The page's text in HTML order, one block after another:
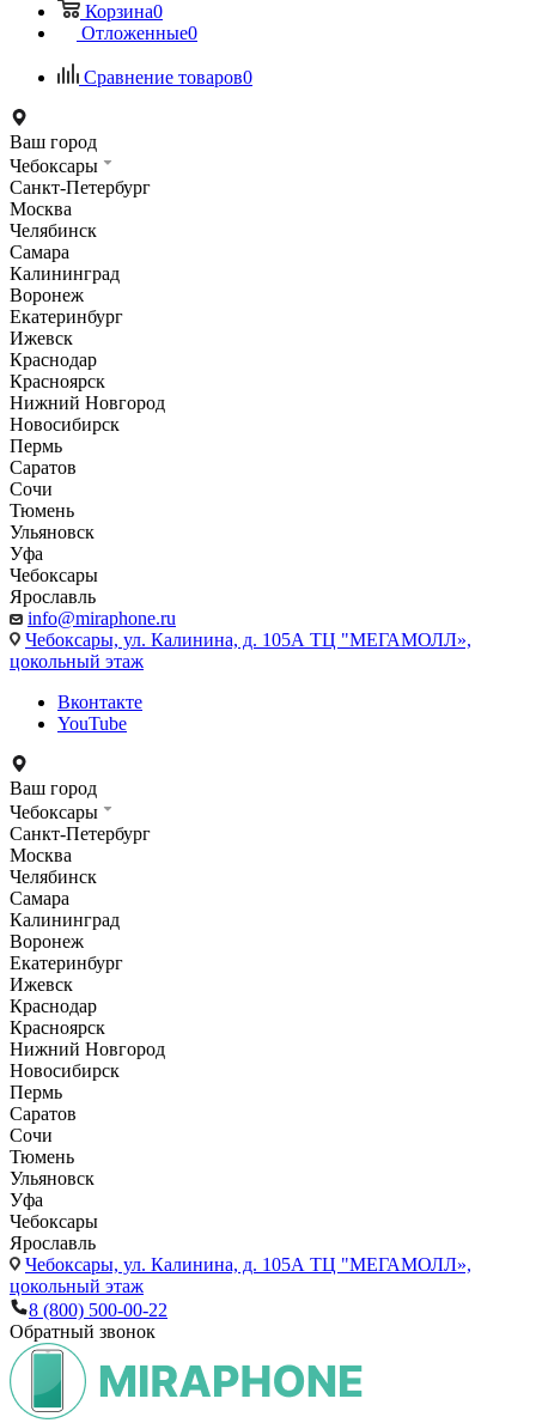
Корзина0
Отложенные0
Сравнение товаров0
Ваш город
Чебоксары
Санкт-Петербург
Москва
Челябинск
Самара
Калининград
Воронеж
Екатеринбург
Ижевск
Краснодар
Красноярск
Нижний Новгород
Новосибирск
Пермь
Саратов
Сочи
Тюмень
Ульяновск
Уфа
Чебоксары
Ярославль
info@miraphone.ru
Чебоксары, ул. Калинина, д. 105А ТЦ "МЕГАМОЛЛ»,
цокольный этаж
Вконтакте
YouTube
Ваш город
Чебоксары
Санкт-Петербург
Москва
Челябинск
Самара
Калининград
Воронеж
Екатеринбург
Ижевск
Краснодар
Красноярск
Нижний Новгород
Новосибирск
Пермь
Саратов
Сочи
Тюмень
Ульяновск
Уфа
Чебоксары
Ярославль
Чебоксары, ул. Калинина, д. 105А ТЦ "МЕГАМОЛЛ»,
цокольный этаж
8 (800) 500-00-22
Обратный звонок